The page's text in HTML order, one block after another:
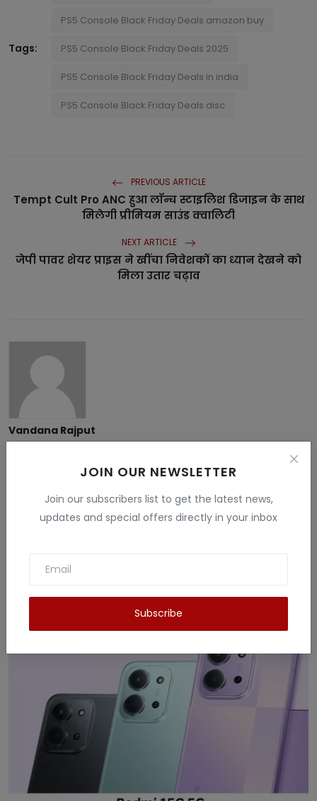
JOIN OUR NEWSLETTER
Join our subscribers list to get the latest news,
updates and special offers directly in your inbox
Subscribe
Tags:
PS5 Console Black Friday Deals amazon buy
PS5 Console Black Friday Deals 2025
PS5 Console Black Friday Deals in india
PS5 Console Black Friday Deals disc
PREVIOUS ARTICLE
Tempt Cult Pro ANC हुआ लॉन्च स्टाइलिश डिजाइन के साथ
मिलेगी प्रीमियम साउंड क्वालिटी
NEXT ARTICLE
जेपी पावर शेयर प्राइस ने खींचा निवेशकों का ध्यान देखने को
मिला उतार चढ़ाव
Vandana Rajput
B.Sc. , B.ed and M.Sc. I like to give information related to tech
, education , finance , Gaming and many fields . I have more
than 5 years experience in this field.
Related Posts